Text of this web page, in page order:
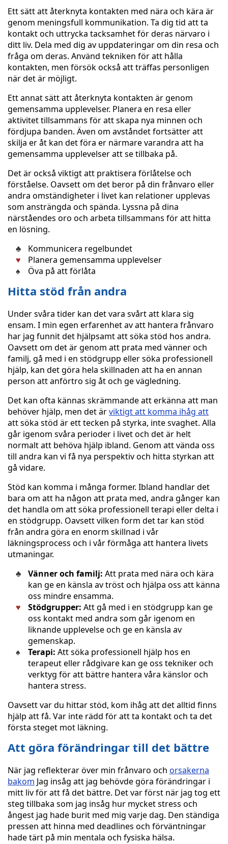
Ett sätt att återknyta kontakten med nära och kära är
genom meningsfull kommunikation. Ta dig tid att ta
kontakt och uttrycka tacksamhet för deras närvaro i
ditt liv. Dela med dig av uppdateringar om din resa och
fråga om deras. Använd tekniken för att hålla
kontakten, men försök också att träffas personligen
när det är möjligt.
Ett annat sätt att återknyta kontakten är genom
gemensamma upplevelser. Planera en resa eller
aktivitet tillsammans för att skapa nya minnen och
fördjupa banden. Även om avståndet fortsätter att
skilja er åt kan det föra er närmare varandra att ha
gemensamma upplevelser att se tillbaka på.
Det är också viktigt att praktisera förlåtelse och
förståelse. Oavsett om det beror på din frånvaro eller
andra omständigheter i livet kan relationer upplevas
som ansträngda och spända. Lyssna på dina
närståendes oro och arbeta tillsammans för att hitta
en lösning.
Kommunicera regelbundet
Planera gemensamma upplevelser
Öva på att förlåta
Hitta stöd från andra
Under svåra tider kan det vara svårt att klara sig
ensam. I min egen erfarenhet av att hantera frånvaro
har jag funnit det hjälpsamt att söka stöd hos andra.
Oavsett om det är genom att prata med vänner och
familj, gå med i en stödgrupp eller söka professionell
hjälp, kan det göra hela skillnaden att ha en annan
person att anförtro sig åt och ge vägledning.
Det kan ofta kännas skrämmande att erkänna att man
behöver hjälp, men det ärviktigt att komma ihåg att
att söka stöd är ett tecken på styrka, inte svaghet. Alla
går igenom svåra perioder i livet och det är helt
normalt att behöva hjälp ibland. Genom att vända oss
till andra kan vi få nya perspektiv och hitta styrkan att
gå vidare.
Stöd kan komma i många former. Ibland handlar det
bara om att ha någon att prata med, andra gånger kan
det handla om att söka professionell terapi eller delta i
en stödgrupp. Oavsett vilken form det tar kan stöd
från andra göra en enorm skillnad i vår
läkningsprocess och i vår förmåga att hantera livets
utmaningar.
Vänner och familj: Att prata med nära och kära
kan ge en känsla av tröst och hjälpa oss att känna
oss mindre ensamma.
Stödgrupper: Att gå med i en stödgrupp kan ge
oss kontakt med andra som går igenom en
liknande upplevelse och ge en känsla av
gemenskap.
Terapi: Att söka professionell hjälp hos en
terapeut eller rådgivare kan ge oss tekniker och
verktyg för att bättre hantera våra känslor och
hantera stress.
Oavsett var du hittar stöd, kom ihåg att det alltid finns
hjälp att få. Var inte rädd för att ta kontakt och ta det
första steget mot läkning.
Att göra förändringar till det bättre
När jag reflekterar över min frånvaro och orsakerna
bakom Jag insåg att jag behövde göra förändringar i
mitt liv för att få det bättre. Det var först när jag tog ett
steg tillbaka som jag insåg hur mycket stress och
ångest jag hade burit med mig varje dag. Den ständiga
pressen att hinna med deadlines och förväntningar
hade tärt på min mentala och fysiska hälsa.